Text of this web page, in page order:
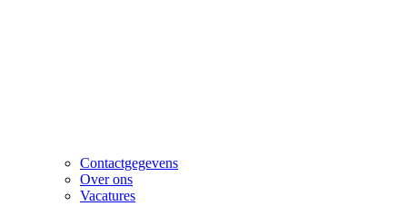
Contactgegevens
Over ons
Vacatures